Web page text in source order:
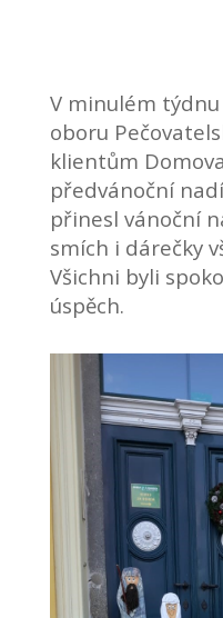
V minulém týdnu
oboru
klientům
předvánoční
přinesl vánoční
smích i dárečky
Všichni byli
úspěch.